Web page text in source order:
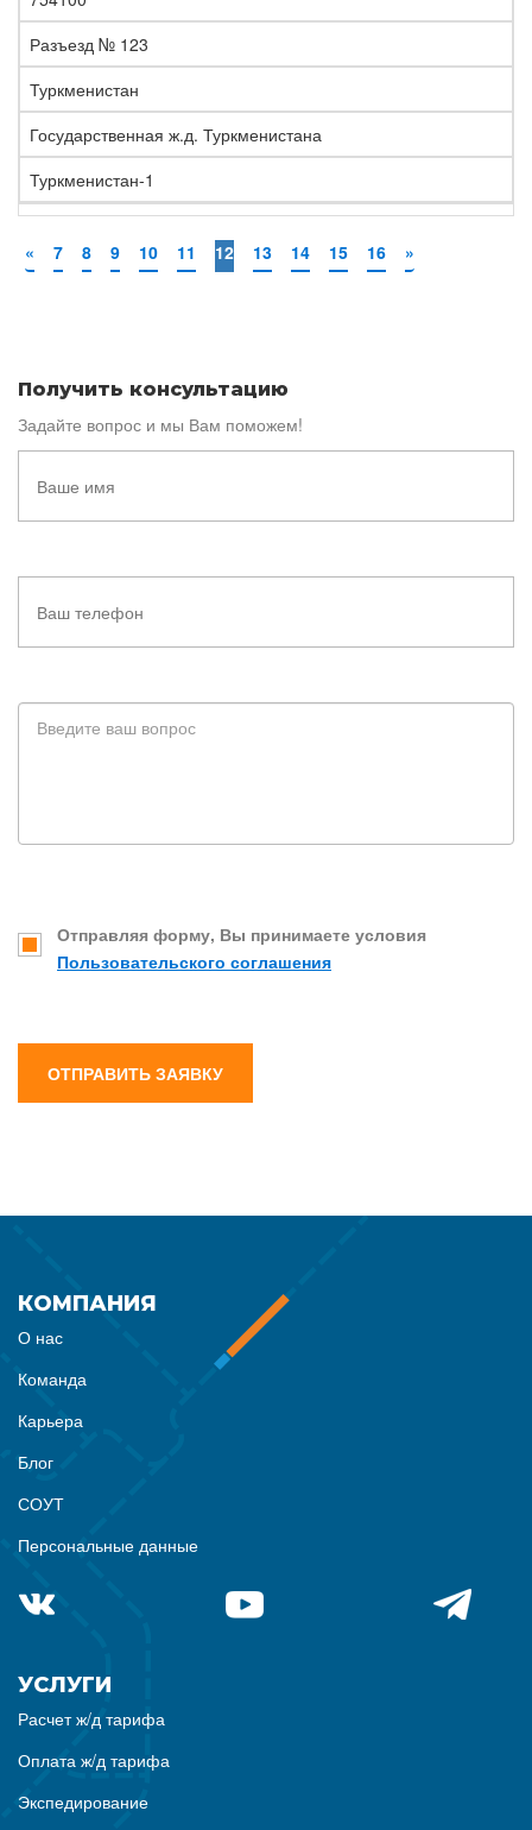
Разъезд № 123
Туркменистан
Государственная ж.д. Туркменистана
Туркменистан-1
« 7 8 9 10 11 12 13 14 15 16 »
Получить консультацию
Задайте вопрос и мы Вам поможем!
Отправляя форму, Вы принимаете условия
Пользовательского соглашения
ОТПРАВИТЬ ЗАЯВКУ
КОМПАНИЯ
О нас
Команда
Карьера
Блог
СОУТ
Персональные данные
УСЛУГИ
Расчет ж/д тарифа
Оплата ж/д тарифа
Экспедирование